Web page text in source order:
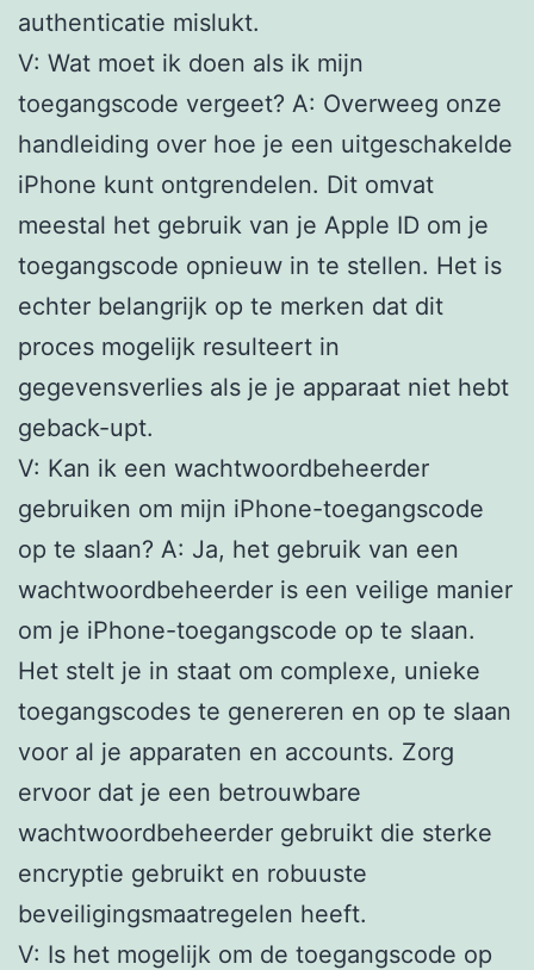
authenticatie mislukt.
V: Wat moet ik doen als ik mijn
toegangscode vergeet? A: Overweeg onze
handleiding over hoe je een uitgeschakelde
iPhone kunt ontgrendelen. Dit omvat
meestal het gebruik van je Apple ID om je
toegangscode opnieuw in te stellen. Het is
echter belangrijk op te merken dat dit
proces mogelijk resulteert in
gegevensverlies als je je apparaat niet hebt
geback-upt.
V: Kan ik een wachtwoordbeheerder
gebruiken om mijn iPhone-toegangscode
op te slaan? A: Ja, het gebruik van een
wachtwoordbeheerder is een veilige manier
om je iPhone-toegangscode op te slaan.
Het stelt je in staat om complexe, unieke
toegangscodes te genereren en op te slaan
voor al je apparaten en accounts. Zorg
ervoor dat je een betrouwbare
wachtwoordbeheerder gebruikt die sterke
encryptie gebruikt en robuuste
beveiligingsmaatregelen heeft.
V: Is het mogelijk om de toegangscode op